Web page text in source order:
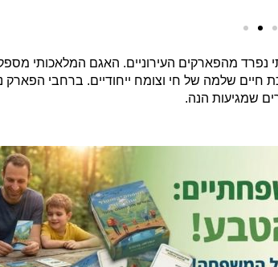
מהפארקים העירוניים. האגם המלאכותי
שלמה של חי וצומח ייחודיים. ברחבי
שמגיעות הנה.